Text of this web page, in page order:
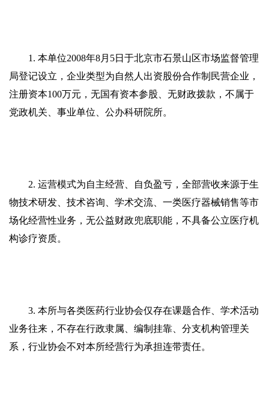
1. 本单位2008年8月5日于北京市石景山区市场监督管理
局登记设立，企业类型为自然人出资股份合作制民营企业，
注册资本100万元，无国有资本参股、无财政拨款，不属于
党政机关、事业单位、公办科研院所。
2. 运营模式为自主经营、自负盈亏，全部营收来源于生
物技术研发、技术咨询、学术交流、一类医疗器械销售等市
场化经营性业务，无公益财政兜底职能，不具备公立医疗机
构诊疗资质。
3. 本所与各类医药行业协会仅存在课题合作、学术活动
业务往来，不存在行政隶属、编制挂靠、分支机构管理关
系，行业协会不对本所经营行为承担连带责任。